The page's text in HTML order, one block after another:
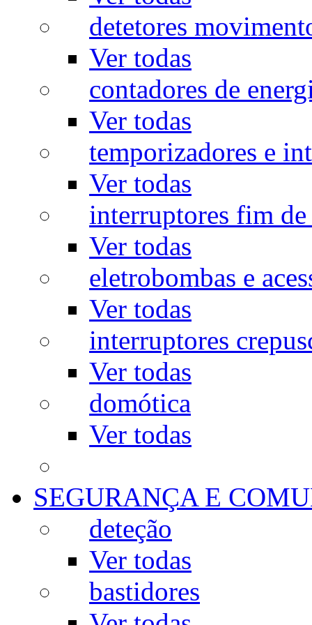
detetores
Ver todas
contadores de
Ver todas
temporizadores e
Ver todas
interruptores fim de
Ver todas
eletrobombas e
Ver todas
interruptores
Ver todas
domótica
Ver todas
SEGURANÇA E
deteção
Ver todas
bastidores